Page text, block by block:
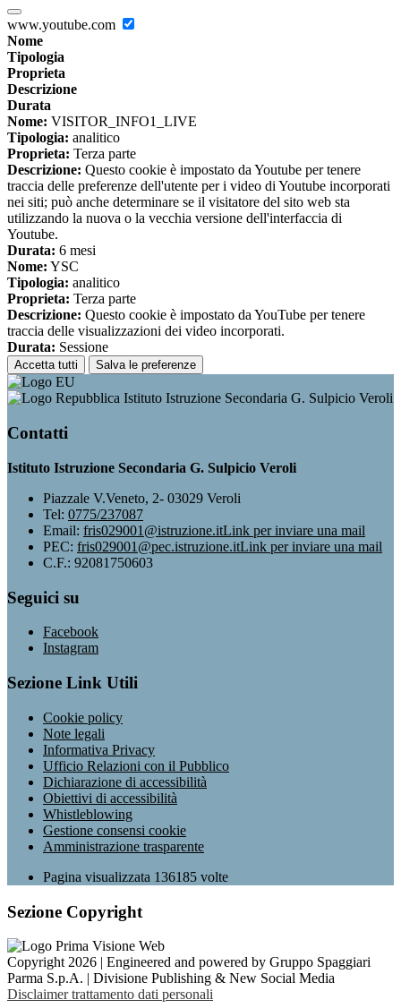
www.youtube.com
Nome
Tipologia
Proprieta
Descrizione
Durata
Nome: VISITOR_INFO1_LIVE
Tipologia: analitico
Proprieta: Terza parte
Descrizione: Questo cookie è impostato da Youtube per tenere
traccia delle preferenze dell'utente per i video di Youtube incorporati
nei siti; può anche determinare se il visitatore del sito web sta
utilizzando la nuova o la vecchia versione dell'interfaccia di
Youtube.
Durata: 6 mesi
Nome: YSC
Tipologia: analitico
Proprieta: Terza parte
Descrizione: Questo cookie è impostato da YouTube per tenere
traccia delle visualizzazioni dei video incorporati.
Durata: Sessione
Accetta tutti Salva le preferenze
Istituto Istruzione Secondaria G. Sulpicio Veroli
Contatti
Istituto Istruzione Secondaria G. Sulpicio Veroli
Piazzale V.Veneto, 2- 03029 Veroli
Tel: 0775/237087
Email: fris029001@istruzione.itLink per inviare una mail
PEC: fris029001@pec.istruzione.itLink per inviare una mail
C.F.: 92081750603
Seguici su
Facebook
Instagram
Sezione Link Utili
Cookie policy
Note legali
Informativa Privacy
Ufficio Relazioni con il Pubblico
Dichiarazione di accessibilità
Obiettivi di accessibilità
Whistleblowing
Gestione consensi cookie
Amministrazione trasparente
Pagina visualizzata 136185 volte
Sezione Copyright
Copyright 2026 | Engineered and powered by Gruppo Spaggiari
Parma S.p.A. | Divisione Publishing & New Social Media
Disclaimer trattamento dati personali